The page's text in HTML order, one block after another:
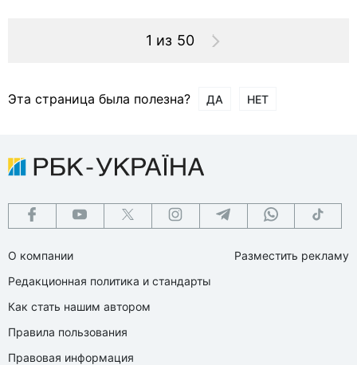
1 из 50
Эта страница была полезна? ДА НЕТ
О компании
Редакционная политика и стандарты
Как стать нашим автором
Правила пользования
Правовая информация
Разместить рекламу